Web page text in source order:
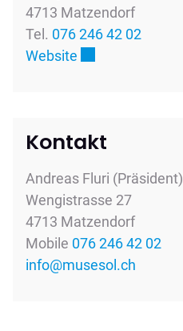
4713 Matzendorf
Tel. 076 246 42 02
Website
Kontakt
Andreas Fluri (Präsident)
Wengistrasse 27
4713 Matzendorf
Mobile 076 246 42 02
info@musesol.ch